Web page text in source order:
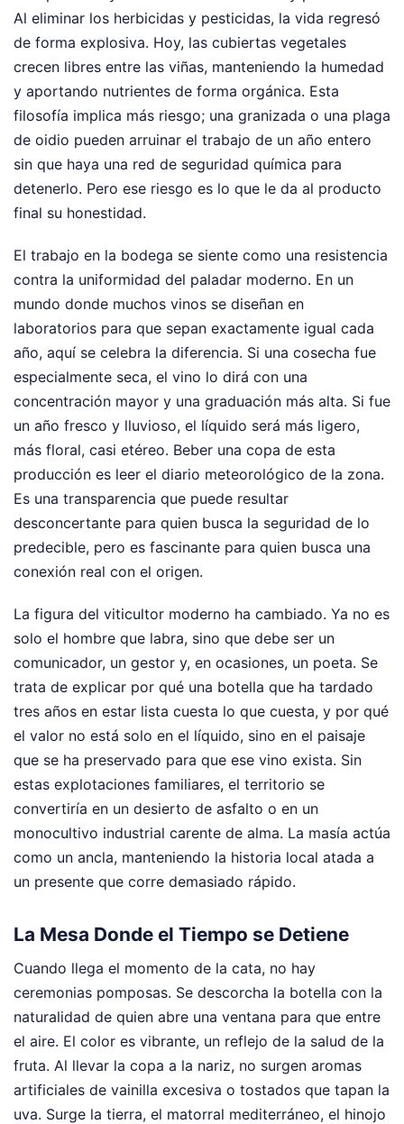
Al eliminar los herbicidas y pesticidas, la vida regresó
de forma explosiva. Hoy, las cubiertas vegetales
crecen libres entre las viñas, manteniendo la humedad
y aportando nutrientes de forma orgánica. Esta
filosofía implica más riesgo; una granizada o una plaga
de oidio pueden arruinar el trabajo de un año entero
sin que haya una red de seguridad química para
detenerlo. Pero ese riesgo es lo que le da al producto
final su honestidad.
El trabajo en la bodega se siente como una resistencia
contra la uniformidad del paladar moderno. En un
mundo donde muchos vinos se diseñan en
laboratorios para que sepan exactamente igual cada
año, aquí se celebra la diferencia. Si una cosecha fue
especialmente seca, el vino lo dirá con una
concentración mayor y una graduación más alta. Si fue
un año fresco y lluvioso, el líquido será más ligero,
más floral, casi etéreo. Beber una copa de esta
producción es leer el diario meteorológico de la zona.
Es una transparencia que puede resultar
desconcertante para quien busca la seguridad de lo
predecible, pero es fascinante para quien busca una
conexión real con el origen.
La figura del viticultor moderno ha cambiado. Ya no es
solo el hombre que labra, sino que debe ser un
comunicador, un gestor y, en ocasiones, un poeta. Se
trata de explicar por qué una botella que ha tardado
tres años en estar lista cuesta lo que cuesta, y por qué
el valor no está solo en el líquido, sino en el paisaje
que se ha preservado para que ese vino exista. Sin
estas explotaciones familiares, el territorio se
convertiría en un desierto de asfalto o en un
monocultivo industrial carente de alma. La masía actúa
como un ancla, manteniendo la historia local atada a
un presente que corre demasiado rápido.
La Mesa Donde el Tiempo se Detiene
Cuando llega el momento de la cata, no hay
ceremonias pomposas. Se descorcha la botella con la
naturalidad de quien abre una ventana para que entre
el aire. El color es vibrante, un reflejo de la salud de la
fruta. Al llevar la copa a la nariz, no surgen aromas
artificiales de vainilla excesiva o tostados que tapan la
uva. Surge la tierra, el matorral mediterráneo, el hinojo